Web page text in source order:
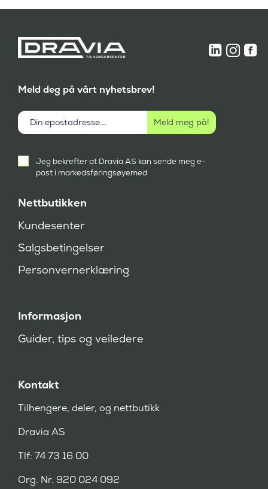
Nettbutikken
Kundesenter
Salgsbetingelser
Personvernerklæring
Informasjon
Guider, tips og veiledere
Meld deg på vårt nyhetsbrev!
samtykke
k
e
d
Jeg bekrefter at Dravia AS kan sende meg e-
post i markedsføringsøyemed
Kontakt
Tilhengere, deler, og nettbutikk
Dravia AS
Tlf: 74 73 16 00
Org. Nr. 920 024 092